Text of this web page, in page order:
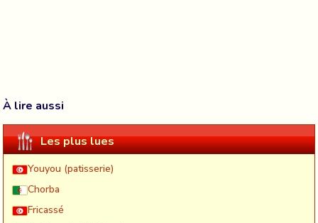
À lire aussi
Les plus lues
Youyou (patisserie)
Chorba
Fricassé